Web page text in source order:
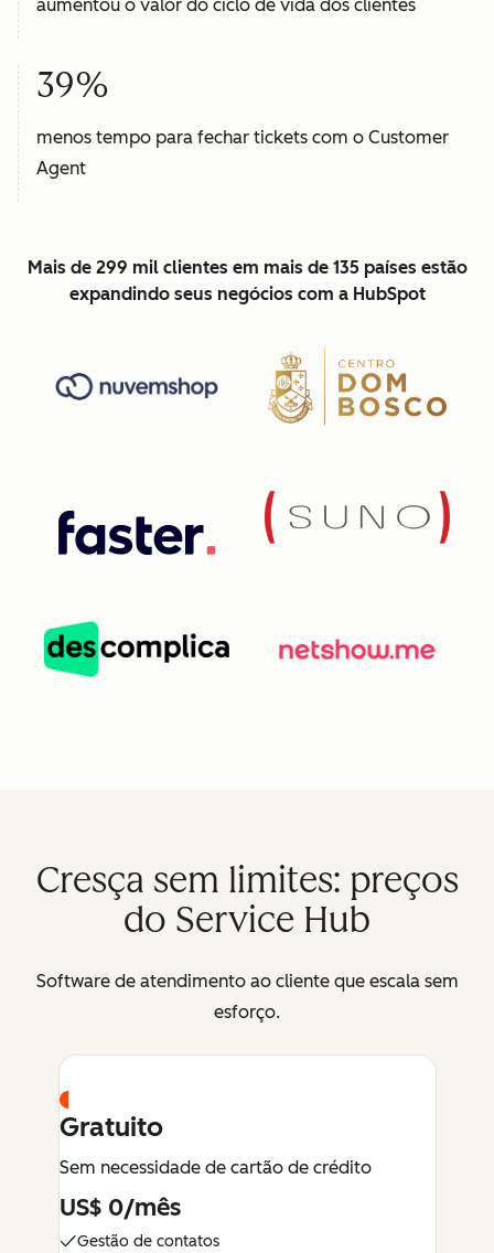
aumentou o valor do ciclo de vida dos clientes
39%
menos tempo para fechar tickets com o Customer
Agent
Mais de 299 mil clientes em mais de 135 países estão
expandindo seus negócios com a HubSpot
Cresça sem limites: preços
do Service Hub
Software de atendimento ao cliente que escala sem
esforço.
Gratuito
Sem necessidade de cartão de crédito
US$ 0/mês
Gestão de contatos